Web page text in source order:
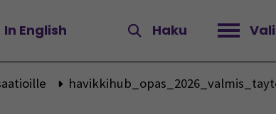
In English Haku Avaa